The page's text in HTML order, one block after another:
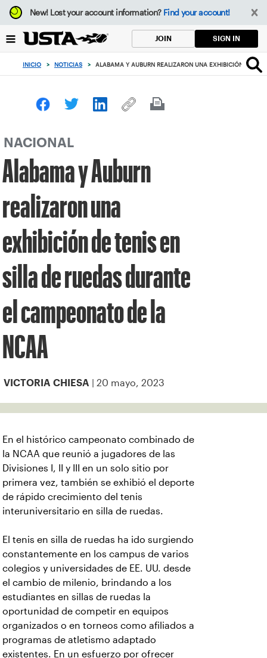
Enfoque
desde
botón
volver
principio
New!Lost your account information? Find your account!
JOIN SIGN IN
INICIO > NOTICIAS > ALABAMA Y AUBURN REALIZARON UNA EXHIBICIÓN DE
NACIONAL
Alabama y Auburn
realizaron una
exhibición de tenis en
silla de ruedas durante
el campeonato de la
NCAA
VICTORIA CHIESA | 20 mayo, 2023
En el histórico campeonato combinado de
la NCAA que reunió a jugadores de las
Divisiones I, II y III en un solo sitio por
primera vez, también se exhibió el deporte
de rápido crecimiento del tenis
interuniversitario en silla de ruedas.
El tenis en silla de ruedas ha ido surgiendo
constantemente en los campus de varios
colegios y universidades de EE. UU. desde
el cambio de milenio, brindando a los
estudiantes en sillas de ruedas la
oportunidad de competir en equipos
organizados o en torneos como afiliados a
programas de atletismo adaptado
existentes. En un esfuerzo por ofrecer